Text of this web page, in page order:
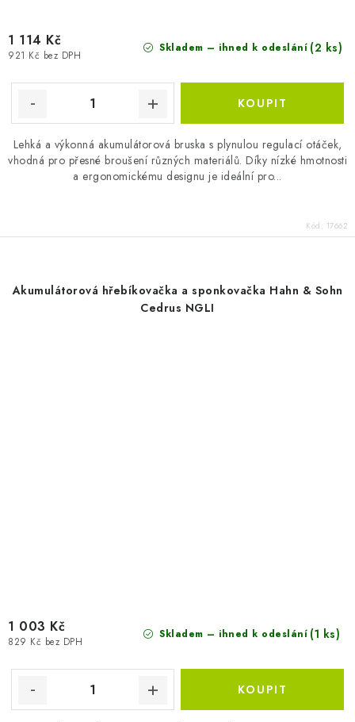
Skladem – ihned k odeslání (2 ks)
921 Kč bez DPH
1 114 Kč
Lehká a výkonná akumulátorová bruska s plynulou regulací otáček,
vhodná pro přesné broušení různých materiálů. Díky nízké hmotnosti
a ergonomickému designu je ideální pro...
Kód: 17662
Akumulátorová hřebíkovačka a sponkovačka Hahn & Sohn
Cedrus NGLI
Skladem – ihned k odeslání (1 ks)
829 Kč bez DPH
1 003 Kč